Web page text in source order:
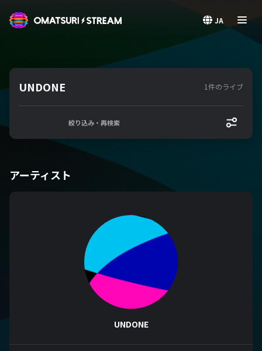
JA
UNDONE 1件のライブ
絞り込み・再検索
アーティスト
UNDONE